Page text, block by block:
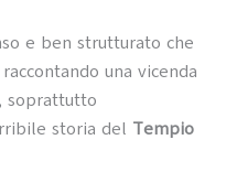
e ben strutturato che
una vicenda
soprattutto
storia del Tempio